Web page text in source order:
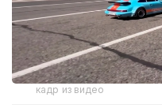
кадр из видео